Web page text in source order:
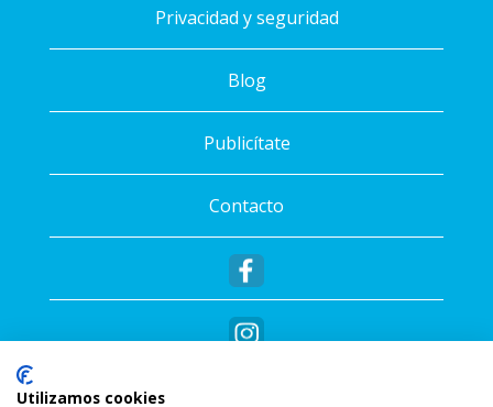
Privacidad y seguridad
Blog
Publicítate
Contacto
Utilizamos cookies